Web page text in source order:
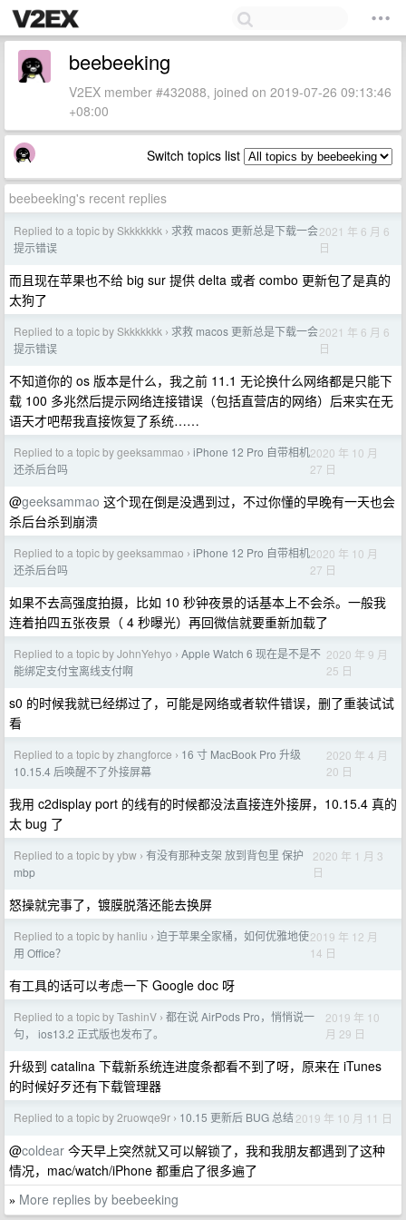
beebeeking
V2EX member #432088, joined on 2019-07-26 09:13:46
+08:00
Switch topics list
beebeeking's recent replies
Replied to a topic by Skkkkkkk › 求救 macos 更新总是下载一会
提示错误
2021 年 6 月 6
日
而且现在苹果也不给 big sur 提供 delta 或者 combo 更新包了是真的
太狗了
Replied to a topic by Skkkkkkk › 求救 macos 更新总是下载一会
提示错误
2021 年 6 月 6
日
不知道你的 os 版本是什么，我之前 11.1 无论换什么网络都是只能下
载 100 多兆然后提示网络连接错误（包括直营店的网络）后来实在无
语天才吧帮我直接恢复了系统……
Replied to a topic by geeksammao › iPhone 12 Pro 自带相机
还杀后台吗
2020 年 10 月
27 日
@geeksammao 这个现在倒是没遇到过，不过你懂的早晚有一天也会
杀后台杀到崩溃
Replied to a topic by geeksammao › iPhone 12 Pro 自带相机
还杀后台吗
2020 年 10 月
27 日
如果不去高强度拍摄，比如 10 秒钟夜景的话基本上不会杀。一般我
连着拍四五张夜景（ 4 秒曝光）再回微信就要重新加载了
Replied to a topic by JohnYehyo › Apple Watch 6 现在是不是不
能绑定支付宝离线支付啊
2020 年 9 月
25 日
s0 的时候我就已经绑过了，可能是网络或者软件错误，删了重装试试
看
Replied to a topic by zhangforce › 16 寸 MacBook Pro 升级
10.15.4 后唤醒不了外接屏幕
2020 年 4 月
20 日
我用 c2display port 的线有的时候都没法直接连外接屏，10.15.4 真的
太 bug 了
Replied to a topic by ybw › 有没有那种支架 放到背包里 保护
mbp
2020 年 1 月 3
日
怒操就完事了，镀膜脱落还能去换屏
Replied to a topic by hanliu › 迫于苹果全家桶，如何优雅地使
用 Office？
2019 年 12 月
14 日
有工具的话可以考虑一下 Google doc 呀
Replied to a topic by TashinV › 都在说 AirPods Pro，悄悄说一
句， ios13.2 正式版也发布了。
2019 年 10
月 29 日
升级到 catalina 下载新系统连进度条都看不到了呀，原来在 iTunes
的时候好歹还有下载管理器
Replied to a topic by 2ruowqe9r › 10.15 更新后 BUG 总结2019 年 10 月 11 日
@coldear 今天早上突然就又可以解锁了，我和我朋友都遇到了这种
情况，mac/watch/iPhone 都重启了很多遍了
» More replies by beebeeking